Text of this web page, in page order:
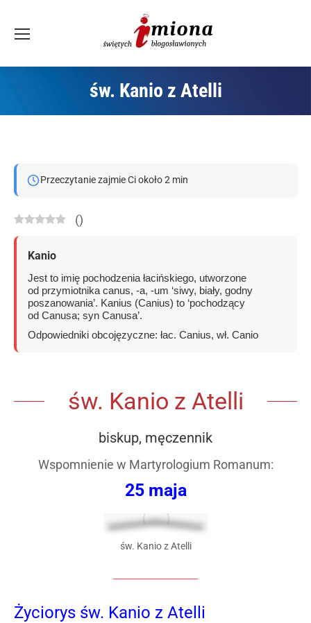
św. Kanio z Atelli
Jesteś tutaj:
Przeczytanie zajmie Ci około 2 min
()
Kanio
Jest to imię pochodzenia łacińskiego, utworzone
od przymiotnika canus, -a, -um ‘siwy, biały, godny
poszanowania’. Kanius (Canius) to ‘pochodzący
od Canusa; syn Canusa’.
Odpowiedniki obcojęzyczne: łac. Canius, wł. Canio
św. Kanio z Atelli
biskup, męczennik
Wspomnienie w Martyrologium Romanum:
25 maja
św. Kanio z Atelli
Życiorys św. Kanio z Atelli